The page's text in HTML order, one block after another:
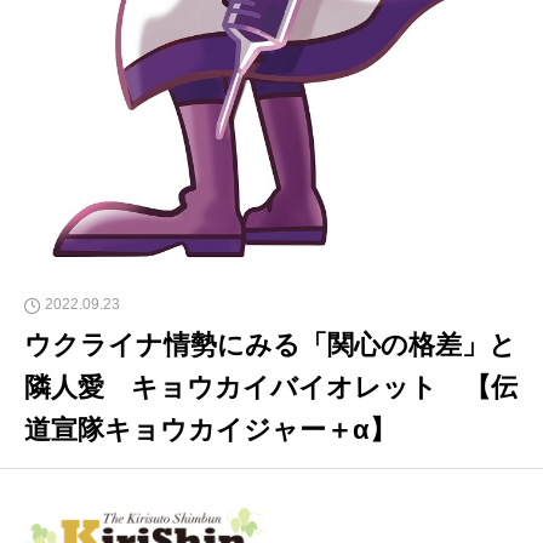
2022.09.23
ウクライナ情勢にみる「関心の格差」と
隣人愛 キョウカイバイオレット 【伝
道宣隊キョウカイジャー＋α】